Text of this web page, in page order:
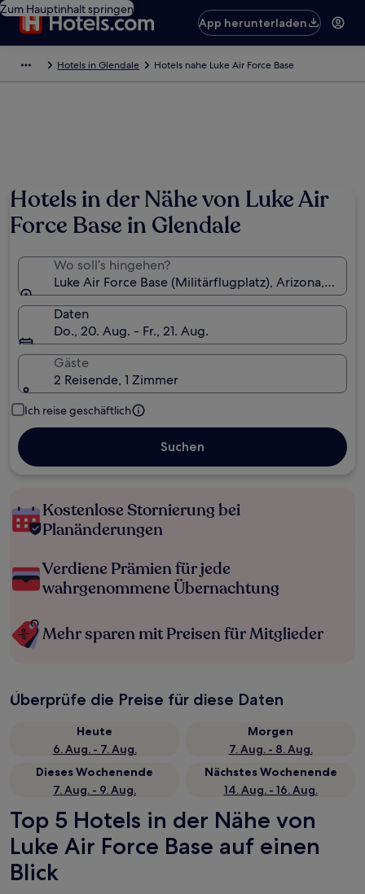
Zum Hauptinhalt springen
App herunterladen
Hotels in Glendale Hotels nahe Luke Air Force Base
Hotels in der Nähe von Luke Air
Force Base in Glendale
Wo soll’s hingehen?
Luke Air Force Base (Militärflugplatz), Arizona, USA
Daten
Do., 20. Aug. - Fr., 21. Aug.
Gäste
2 Reisende, 1 Zimmer
Ich reise geschäftlich
Suchen
Kostenlose Stornierung bei
Planänderungen
Verdiene Prämien für jede
wahrgenommene Übernachtung
Mehr sparen mit Preisen für Mitglieder
Überprüfe die Preise für diese Daten
Heute
6. Aug. - 7. Aug.
Morgen
7. Aug. - 8. Aug.
Dieses Wochenende
7. Aug. - 9. Aug.
Nächstes Wochenende
14. Aug. - 16. Aug.
Top 5 Hotels in der Nähe von
Luke Air Force Base auf einen
Blick